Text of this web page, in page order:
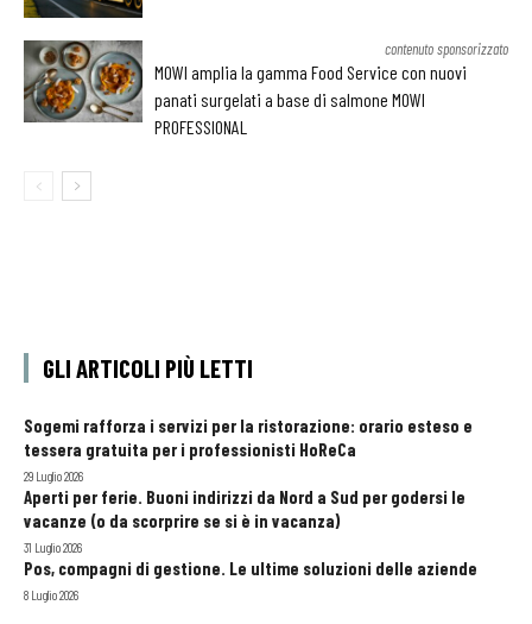
contenuto sponsorizzato
MOWI amplia la gamma Food Service con nuovi
panati surgelati a base di salmone MOWI
PROFESSIONAL
GLI ARTICOLI PIÙ LETTI
Sogemi rafforza i servizi per la ristorazione: orario esteso e
tessera gratuita per i professionisti HoReCa
29 Luglio 2026
Aperti per ferie. Buoni indirizzi da Nord a Sud per godersi le
vacanze (o da scorprire se si è in vacanza)
31 Luglio 2026
Pos, compagni di gestione. Le ultime soluzioni delle aziende
8 Luglio 2026